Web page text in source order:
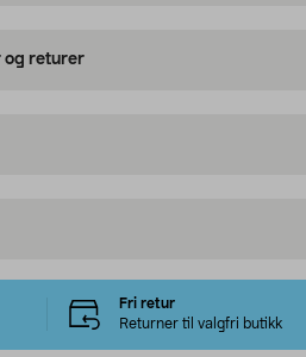
og returer
Fri retur
Returner til valgfri butikk